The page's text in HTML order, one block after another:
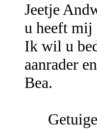
Jeetje
u heeft mij
Ik wil u
aanrader
Bea.